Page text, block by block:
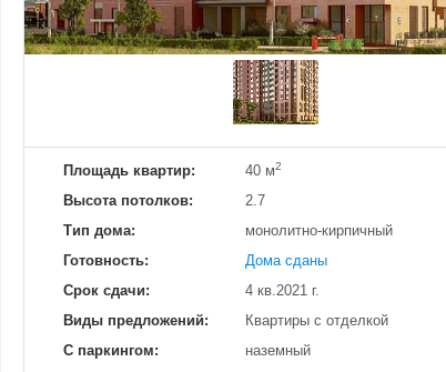
Добавить фотографию Изменено: 28.11.2024 Просмотров
Площадь квартир: 40 м2
Высота потолков:
2.7
Тип дома:
монолитно-кирпичный
Готовность:
Дома сданы
Срок сдачи:
4 кв.2021 г.
Виды предложений:
Квартиры с отделкой
С паркингом:
наземный